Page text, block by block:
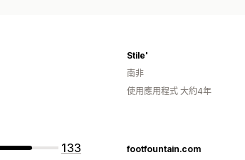
133
Stile'
南非
使用應用程式 大約4年
footfountain.com